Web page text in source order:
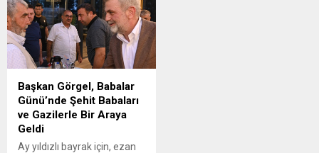
Başkan Görgel, Babalar
Günü’nde Şehit Babaları
ve Gazilerle Bir Araya
Geldi
Ay yıldızlı bayrak için, ezan